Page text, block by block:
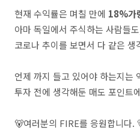
현재 수익률은 며칠 만에 18%가
아마 독일에서 주식하는 사람들
코로나 추이를 보면서 다 같은 생
언제 까지 들고 있어야 하는지는
투자 전에 생각해둔 매도 포인트
🐻여러분의 FIRE를 응원합니다.